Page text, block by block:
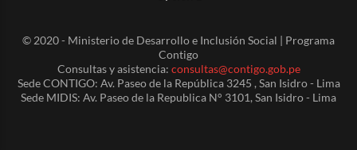
© 2020 - Ministerio de Desarrollo e Inclusión Social | Programa
Contigo
Consultas y asistencia: consultas@contigo.gob.pe
Sede CONTIGO: Av. Paseo de la República 3245 , San Isidro - Lima
Sede MIDIS: Av. Paseo de la Republica N° 3101, San Isidro - Lima